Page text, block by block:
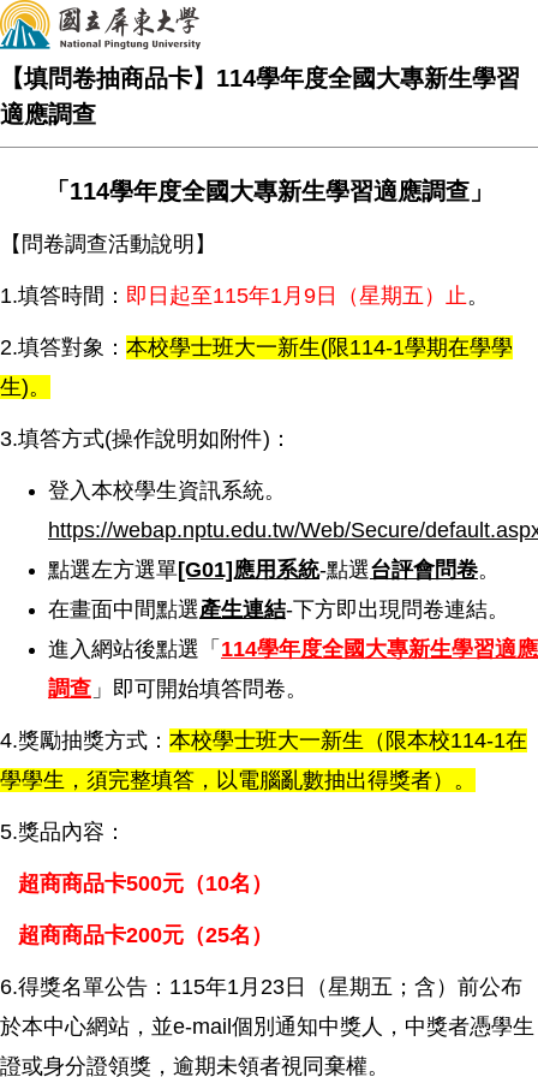
【填問卷抽商品卡】114學年度全國大專新生學習
適應調查
「 114學年度全國大專新生學習適應調查」
【問卷調查活動說明】
1.填答時間： 即日起至115年1月9日（星期五）止。
2.填答對象： 本校學士班大一新生(限114-1學期在學學
生)。
3.填答方式(操作說明如附件)：
登入本校學生資訊系統。
https://webap.nptu.edu.tw/Web/Secure/
點選左方選單[G01]應用系統-點選台評會問卷。
在畫面中間點選產生連結-下方即出現問卷連結。
進入網站後點選「 114學年度全國大專新生學習適應
調查 」即可開始填答問卷。
4.獎勵抽獎方式： 本校學士班大一新生（限本校114-1在
學學生，須完整填答，以電腦亂數抽出得獎者）。
5.獎品內容：
超商商品卡500元（10名）
超商商品卡200元（25名）
6.得獎名單公告：115年1月23日（星期五；含）前公布
於本中心網站，並e-mail個別通知中獎人，中獎者憑學生
證或身分證領獎，逾期未領者視同棄權。